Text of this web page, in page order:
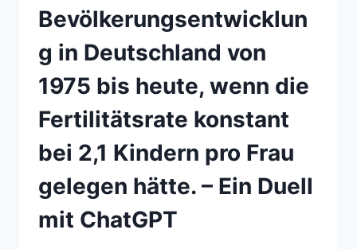
Bevölkerungsentwicklun
g in Deutschland von
1975 bis heute, wenn die
Fertilitätsrate konstant
bei 2,1 Kindern pro Frau
gelegen hätte. – Ein Duell
mit ChatGPT